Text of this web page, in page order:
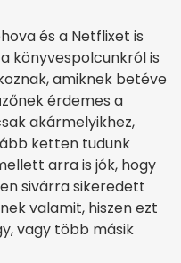
és a Netflixet is
könyvespolcunkról is
amiknek betéve
érdemes a
akármelyikhez,
ketten tudunk
arra is jók, hogy
sivárra sikeredett
valamit, hiszen ezt
vagy több másik